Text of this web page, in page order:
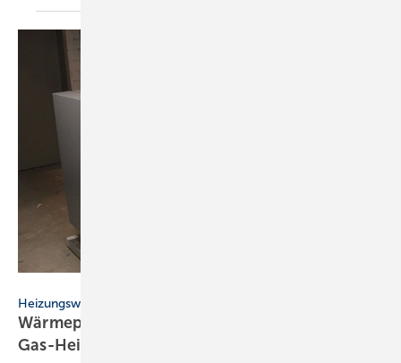
Heizungswende
Wärmepumpen heizen langfristig günstiger als
Gas-Heizungen